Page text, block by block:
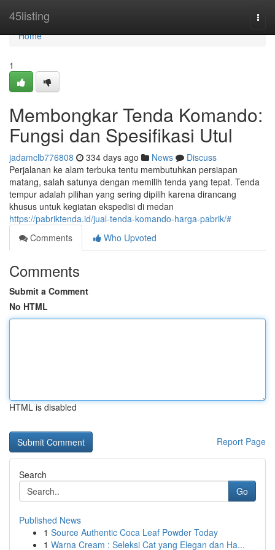
45listing
Home
Home
1
Membongkar Tenda Komando:
Fungsi dan Spesifikasi Utul
jadamclb776808 334 days ago News
Discuss
Perjalanan ke alam terbuka tentu membutuhkan persiapan
matang, salah satunya dengan memilih tenda yang tepat. Tenda
tempur adalah pilihan yang sering dipilih karena dirancang
khusus untuk kegiatan ekspedisi di medan
https://pabriktenda.id/jual-tenda-komando-harga-pabrik/#
Comments
Who Upvoted
Comments
Submit a Comment
No HTML
HTML is disabled
Report Page
Search
Go
Published News
1 Source Authentic Coca Leaf Powder Today
1 Warna Cream : Seleksi Cat yang Elegan dan Ha...